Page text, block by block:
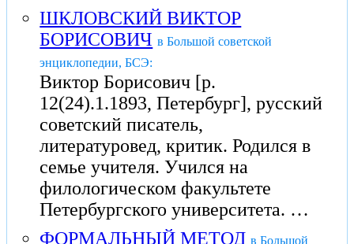
ШКЛОВСКИЙ ВИКТОР
БОРИСОВИЧ в Большой советской
энциклопедии, БСЭ:
Виктор Борисович [р.
12(24).1.1893, Петербург], русский
советский писатель,
литературовед, критик. Родился в
семье учителя. Учился на
филологическом факультете
Петербургского университета. …
ФОРМАЛЬНЫЙ МЕТОД в Большой